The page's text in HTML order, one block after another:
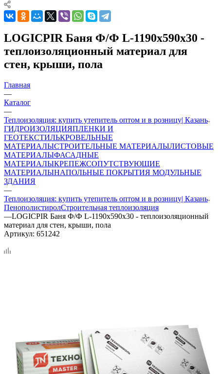
LOGICPIR Баня Ф/Ф L-1190х590х30 -
теплоизоляционный материал для
стен, крыши, пола
Главная
—
Каталог
—
Теплоизоляция: купить утепитель оптом и в розницу| Казань
ГИДРОИЗОЛЯЦИЯПЛЕНКИ И
ГЕОТЕКСТИЛЬКРОВЕЛЬНЫЕ
МАТЕРИАЛЫСТРОИТЕЛЬНЫЕ МАТЕРИАЛЫЛИСТОВЫЕ
МАТЕРИАЛЫФАСАДНЫЕ
МАТЕРИАЛЫКРЕПЕЖСОПУТСТВУЮЩИЕ
МАТЕРИАЛЫНАПОЛЬНЫЕ ПОКРЫТИЯ МОДУЛЬНЫЕ
ЗДАНИЯ
—
Теплоизоляция: купить утепитель оптом и в розницу| Казань
ПенополистиролСтроительная теплоизоляция
—LOGICPIR Баня Ф/Ф L-1190х590х30 - теплоизоляционный
материал для стен, крыши, пола
Артикул: 651242